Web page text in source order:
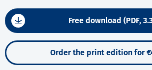
Free download (PDF,
Order the print edition for